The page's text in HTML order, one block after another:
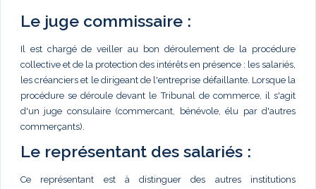
Le juge commissaire :
Il est chargé de veiller au bon déroulement de la procédure
collective et de la protection des intérêts en présence : les salariés,
les créanciers et le dirigeant de l'entreprise défaillante. Lorsque la
procédure se déroule devant le Tribunal de commerce, il s'agit
d'un juge consulaire (commercant, bénévole, élu par d'autres
commerçants).
Le représentant des salariés :
Ce représentant est à distinguer des autres institutions